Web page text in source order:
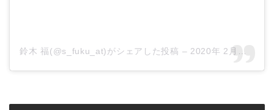
鈴木 福(@s_fuku_at)がシェアした投稿 – 2020年 2月月6日午前4時03分PST